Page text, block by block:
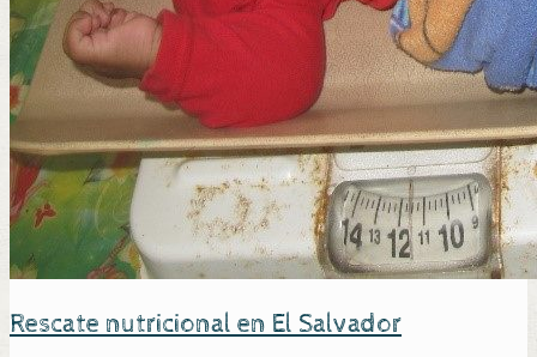
Rescate nutricional en El Salvador